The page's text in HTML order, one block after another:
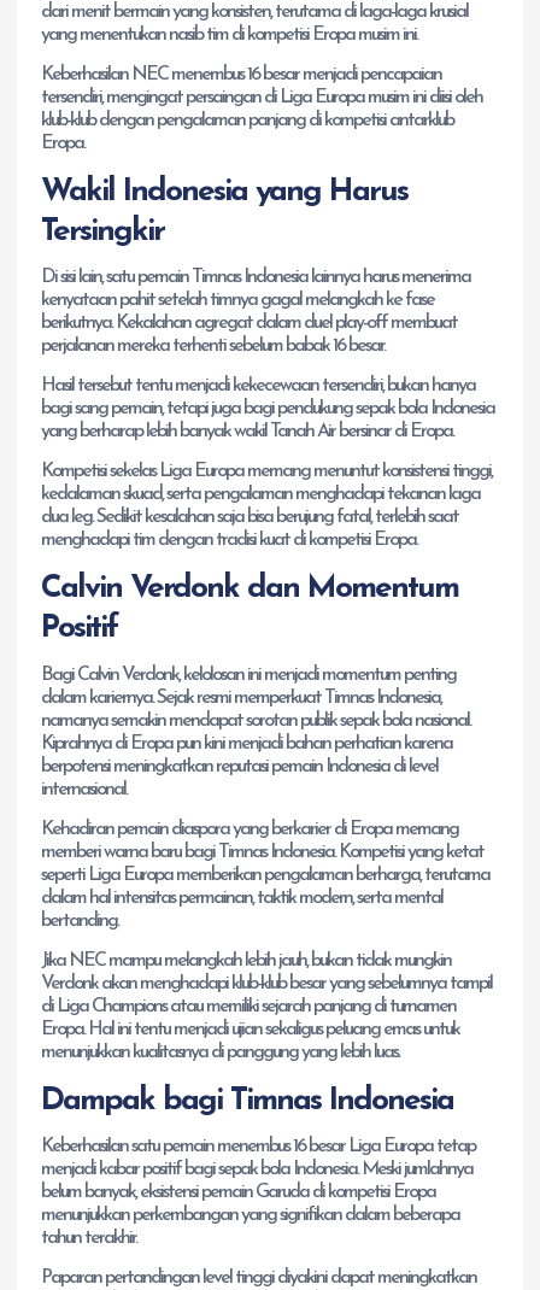
dari menit bermain yang konsisten, terutama di laga-laga krusial
yang menentukan nasib tim di kompetisi Eropa musim ini.
Keberhasilan NEC menembus 16 besar menjadi pencapaian
tersendiri, mengingat persaingan di Liga Europa musim ini diisi oleh
klub-klub dengan pengalaman panjang di kompetisi antarklub
Eropa.
Wakil Indonesia yang Harus
Tersingkir
Di sisi lain, satu pemain Timnas Indonesia lainnya harus menerima
kenyataan pahit setelah timnya gagal melangkah ke fase
berikutnya. Kekalahan agregat dalam duel play-off membuat
perjalanan mereka terhenti sebelum babak 16 besar.
Hasil tersebut tentu menjadi kekecewaan tersendiri, bukan hanya
bagi sang pemain, tetapi juga bagi pendukung sepak bola Indonesia
yang berharap lebih banyak wakil Tanah Air bersinar di Eropa.
Kompetisi sekelas Liga Europa memang menuntut konsistensi tinggi,
kedalaman skuad, serta pengalaman menghadapi tekanan laga
dua leg. Sedikit kesalahan saja bisa berujung fatal, terlebih saat
menghadapi tim dengan tradisi kuat di kompetisi Eropa.
Calvin Verdonk dan Momentum
Positif
Bagi Calvin Verdonk, kelolosan ini menjadi momentum penting
dalam kariernya. Sejak resmi memperkuat Timnas Indonesia,
namanya semakin mendapat sorotan publik sepak bola nasional.
Kiprahnya di Eropa pun kini menjadi bahan perhatian karena
berpotensi meningkatkan reputasi pemain Indonesia di level
internasional.
Kehadiran pemain diaspora yang berkarier di Eropa memang
memberi warna baru bagi Timnas Indonesia. Kompetisi yang ketat
seperti Liga Europa memberikan pengalaman berharga, terutama
dalam hal intensitas permainan, taktik modern, serta mental
bertanding.
Jika NEC mampu melangkah lebih jauh, bukan tidak mungkin
Verdonk akan menghadapi klub-klub besar yang sebelumnya tampil
di Liga Champions atau memiliki sejarah panjang di turnamen
Eropa. Hal ini tentu menjadi ujian sekaligus peluang emas untuk
menunjukkan kualitasnya di panggung yang lebih luas.
Dampak bagi Timnas Indonesia
Keberhasilan satu pemain menembus 16 besar Liga Europa tetap
menjadi kabar positif bagi sepak bola Indonesia. Meski jumlahnya
belum banyak, eksistensi pemain Garuda di kompetisi Eropa
menunjukkan perkembangan yang signifikan dalam beberapa
tahun terakhir.
Paparan pertandingan level tinggi diyakini dapat meningkatkan